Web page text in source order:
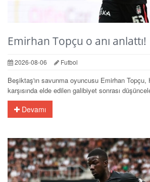
Emirhan Topçu o anı anlattı!
2026-08-06 Futbol
Beşiktaş'ın savunma oyuncusu Emirhan Topçu,
karşısında elde edilen galibiyet sonrası
Devamı